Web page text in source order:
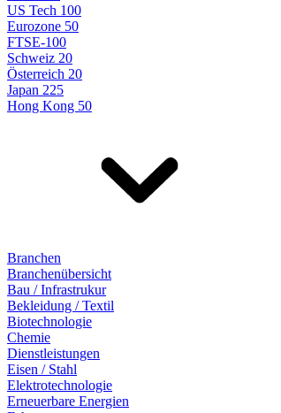
US Tech 100
Eurozone 50
FTSE-100
Schweiz 20
Österreich 20
Japan 225
Hong Kong 50
Branchen
Branchenübersicht
Bau / Infrastrukur
Bekleidung / Textil
Biotechnologie
Chemie
Dienstleistungen
Eisen / Stahl
Elektrotechnologie
Erneuerbare Energien